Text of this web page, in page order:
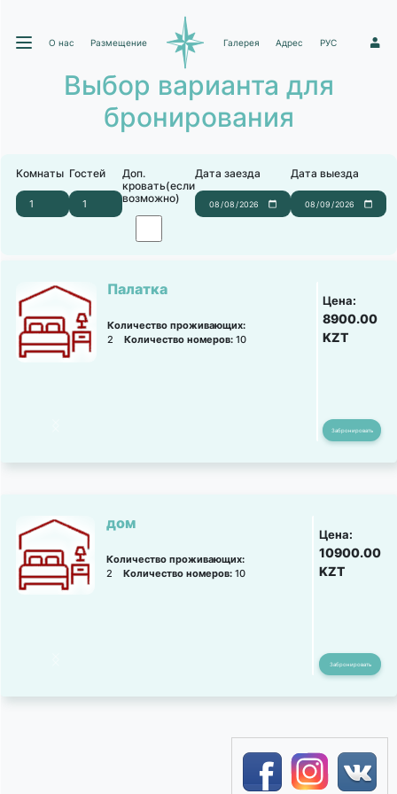
О нас Размещение Галерея Адрес РУС 1
Выбор варианта для
бронирования
Комнаты Гостей
Доп.
кровать(если
возможно)
Дата заезда Дата выезда
Палатка
Количество проживающих:
2
Количество номеров: 10
Цена:
8900.00
KZT
Забронировать
дом
Количество проживающих:
2
Количество номеров: 10
Цена:
10900.00
KZT
Забронировать